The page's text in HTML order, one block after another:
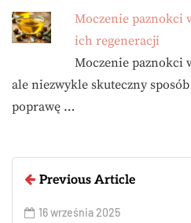
Moczenie paznokci
ich regeneracji
Moczenie paznokci
ale niezwykle skuteczny
poprawę …
Previous Article
16 września 2025